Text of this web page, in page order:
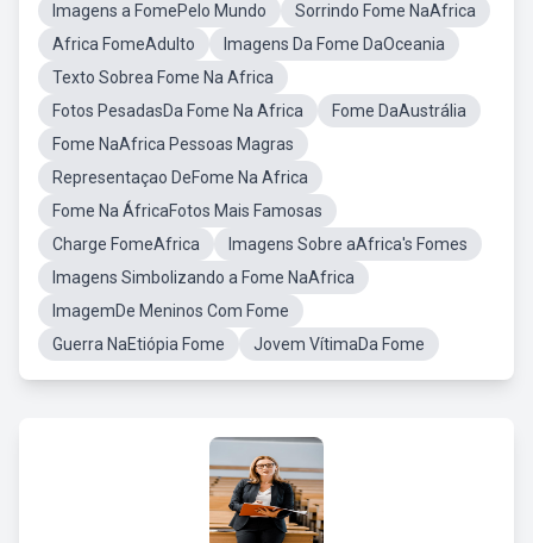
Imagens a FomePelo Mundo
Sorrindo Fome NaAfrica
Africa FomeAdulto
Imagens Da Fome DaOceania
Texto Sobrea Fome Na Africa
Fotos PesadasDa Fome Na Africa
Fome DaAustrália
Fome NaAfrica Pessoas Magras
Representaçao DeFome Na Africa
Fome Na ÁfricaFotos Mais Famosas
Charge FomeAfrica
Imagens Sobre aAfrica's Fomes
Imagens Simbolizando a Fome NaAfrica
ImagemDe Meninos Com Fome
Guerra NaEtiópia Fome
Jovem VítimaDa Fome